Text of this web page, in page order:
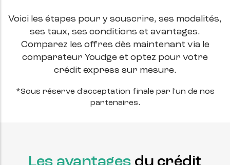
Voici les étapes pour y souscrire, ses modalités,
ses taux, ses conditions et avantages.
Comparez les offres dès maintenant via le
comparateur Youdge et optez pour votre
crédit express sur mesure.
*Sous réserve d'acceptation finale par l'un de nos
partenaires.
Les avantages du crédit